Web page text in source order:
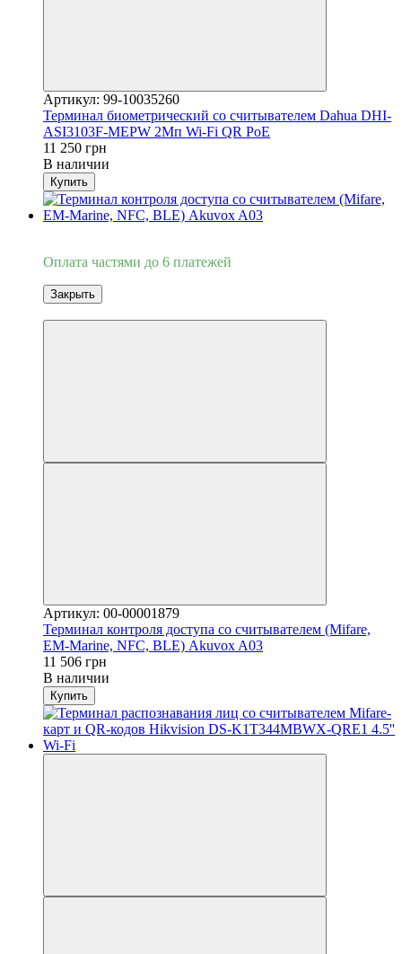
Артикул: 99-10035260
Терминал биометрический со считывателем Dahua DHI-
ASI3103F-MEPW 2Мп Wi-Fi QR PoE
11 250 грн
В наличии
Купить
Оплата частями до 6 платежей
Закрыть
Артикул: 00-00001879
Терминал контроля доступа со считывателем (Mifare,
EM-Marine, NFC, BLE) Akuvox A03
11 506 грн
В наличии
Купить